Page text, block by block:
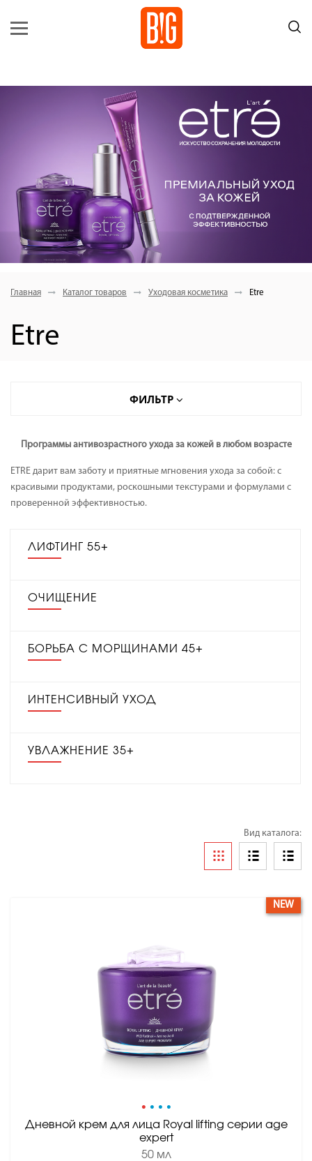
Главная Каталог товаров Уходовая косметика Etre
Etre
ФИЛЬТР
Контроль возраста Age Expert
Контроль морщин Wrinkle Solution
Контроль молодости Youth Control
Программы антивозрастного ухода за кожей в любом возрасте
ETRE дарит вам заботу и приятные мгновения ухода за собой: с
красивыми продуктами, роскошными текстурами и формулами с
проверенной эффективностью.
ЛИФТИНГ 55+
ОЧИЩЕНИЕ
БОРЬБА С МОРЩИНАМИ 45+
ИНТЕНСИВНЫЙ УХОД
УВЛАЖНЕНИЕ 35+
Вид каталога:
• • • •
Дневной крем для лица Royal lifting серии age
expert
50 мл
NEW